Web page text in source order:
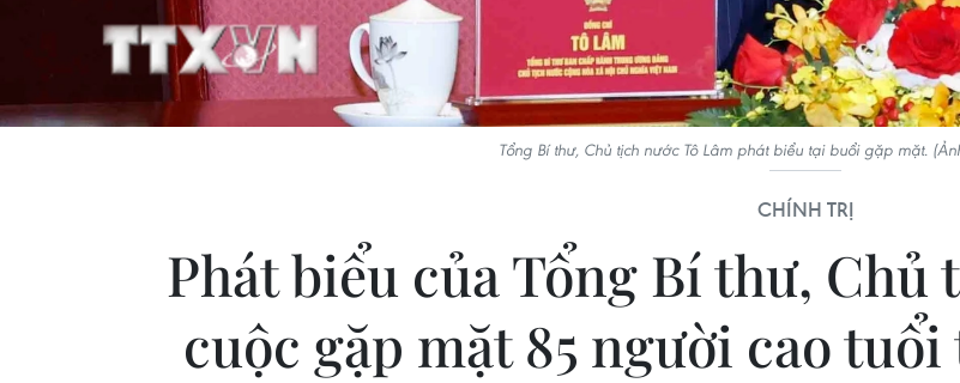
Tổng Bí thư, Chủ tịch nước Tô Lâm phát biểu tại buổi gặp mặt.
CHÍNH TRỊ
Phát biểu của Tổng Bí thư, Chủ
cuộc gặp mặt 85 người cao